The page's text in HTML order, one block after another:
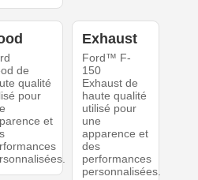
de
qualité
pour
et
Exhaust
Ford™ F-
150
Exhaust de
haute qualité
utilisé pour
une
apparence et
des
performances
personnalisées.